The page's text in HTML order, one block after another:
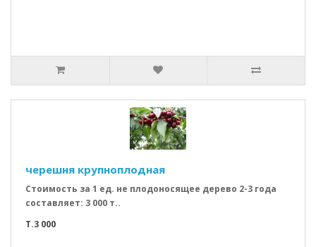
черешня крупноплодная
Стоимость за 1 ед. не плодоносящее дерево 2-3 года
составляет: 3 000 т..
T.3 000